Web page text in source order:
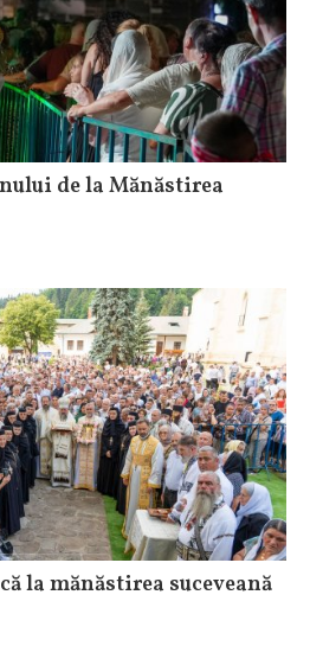
de la Mănăstirea
la mănăstirea suceveană